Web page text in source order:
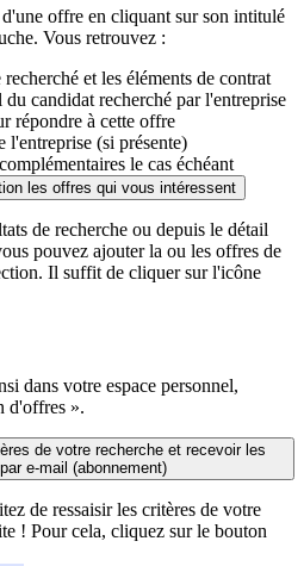
offre en cliquant sur son intitulé
Vous retrouvez :
et les éléments de contrat
candidat recherché par l'entreprise
répondre à cette offre
l'entreprise (si présente)
le cas échéant
les offres qui vous intéressent
de recherche ou depuis le détail
pouvez ajouter la ou les offres de
Il suffit de cliquer sur l'icône
dans votre espace personnel,
d'offres ».
de votre recherche et recevoir les
e-mail (abonnement)
de ressaisir les critères de votre
! Pour cela, cliquez sur le bouton